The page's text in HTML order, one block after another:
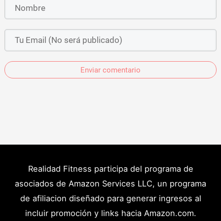
Enviar comentario
Realidad Fitness participa del programa de
asociados de Amazon Services LLC, un programa
de afiliacion diseñado para generar ingresos al
incluir promoción y links hacia Amazon.com.